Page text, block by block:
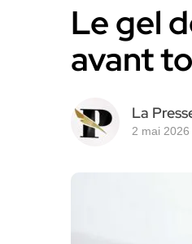
Le gel
avant
La
2 mai 2026